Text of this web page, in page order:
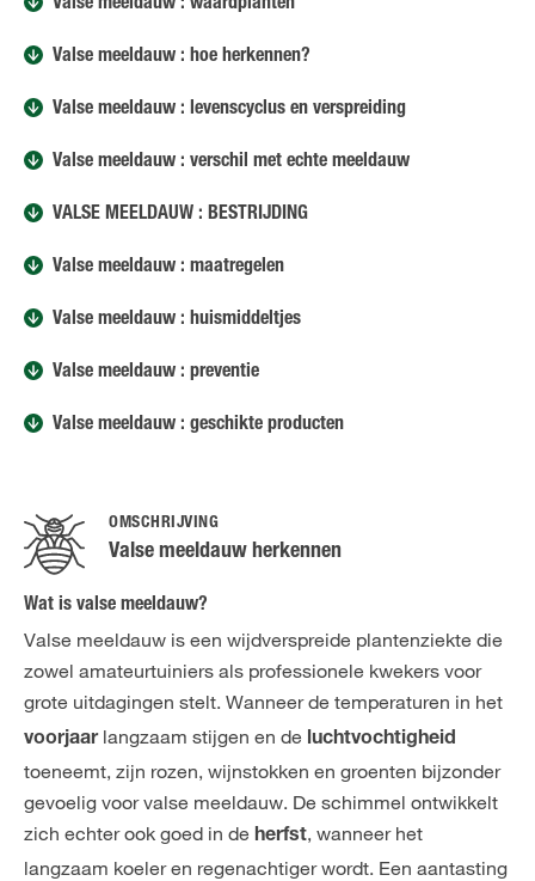
Valse meeldauw : waardplanten
Valse meeldauw : hoe herkennen?
Valse meeldauw : levenscyclus en verspreiding
Valse meeldauw : verschil met echte meeldauw
VALSE MEELDAUW : BESTRIJDING
Valse meeldauw : maatregelen
Valse meeldauw : huismiddeltjes
Valse meeldauw : preventie
Valse meeldauw : geschikte producten
OMSCHRIJVING
Valse meeldauw herkennen
Wat is valse meeldauw?
Valse meeldauw is een wijdverspreide plantenziekte die
zowel amateurtuiniers als professionele kwekers voor
grote uitdagingen stelt. Wanneer de temperaturen in het
voorjaar langzaam stijgen en de luchtvochtigheid
toeneemt, zijn rozen, wijnstokken en groenten bijzonder
gevoelig voor valse meeldauw. De schimmel ontwikkelt
zich echter ook goed in de herfst, wanneer het
langzaam koeler en regenachtiger wordt. Een aantasting